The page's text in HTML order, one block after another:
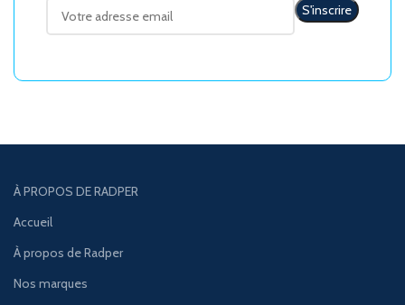
À PROPOS DE RADPER
Accueil
À propos de Radper
Nos marques